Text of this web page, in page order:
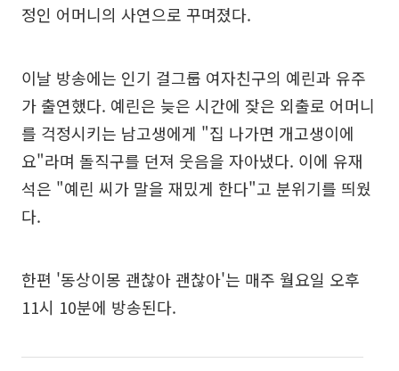
정인 어머니의 사연으로 꾸며졌다.
이날 방송에는 인기 걸그룹 여자친구의 예린과 유주
가 출연했다. 예린은 늦은 시간에 잦은 외출로 어머니
를 걱정시키는 남고생에게 "집 나가면 개고생이에
요"라며 돌직구를 던져 웃음을 자아냈다. 이에 유재
석은 "예린 씨가 말을 재밌게 한다"고 분위기를 띄웠
다.
한편 '동상이몽 괜찮아 괜찮아'는 매주 월요일 오후
11시 10분에 방송된다.